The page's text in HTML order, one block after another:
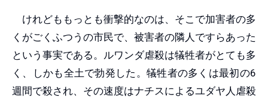
けれどももっとも衝撃的なのは、そこで加害者の多
くがごくふつうの市民で、被害者の隣人ですらあった
という事実である。ルワンダ虐殺は犠牲者がとても多
く、しかも全土で勃発した。犠牲者の多くは最初の6
週間で殺され、その速度はナチスによるユダヤ人虐殺